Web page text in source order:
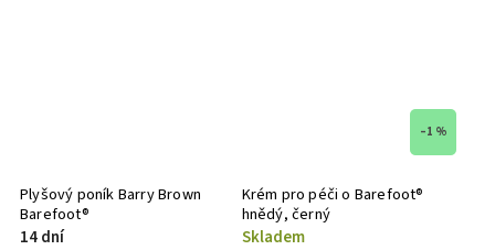
Plyšový poník Barry Brown
Barefoot®
14 dní
–1 %
Krém pro péči o Barefoot®
hnědý, černý
Skladem